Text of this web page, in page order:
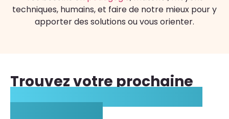
techniques, humains, et faire de notre mieux pour y
apporter des solutions ou vous orienter.
Trouvez votre prochaine
formation en Kinésiologie